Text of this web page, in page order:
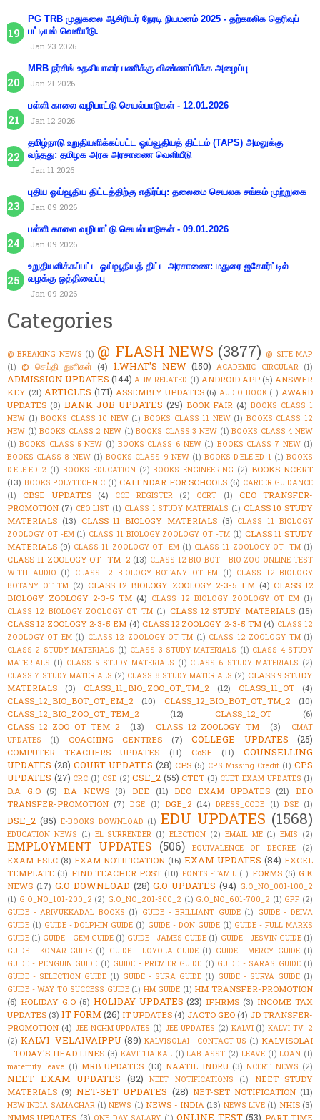
PG TRB முதுகலை ஆசிரியர் நேரடி நியமனம் 2025 - தற்காலிக தெரிவுப்
பட்டியல் வெளியீடு.
Jan 23 2026
MRB நர்சிங் உதவியாளர் பணிக்கு விண்ணப்பிக்க அழைப்பு
Jan 21 2026
பள்ளி காலை வழிபாட்டு செயல்பாடுகள் - 12.01.2026
Jan 12 2026
தமிழ்நாடு உறுதியளிக்கப்பட்ட ஓய்வூதியத் திட்டம் (TAPS) அமலுக்கு
வந்தது: தமிழக அரசு அரசாணை வெளியீடு
Jan 11 2026
புதிய ஓய்வூதிய திட்டத்திற்கு எதிர்ப்பு: தலைமை செயலக சங்கம் முற்றுகை
Jan 09 2026
பள்ளி காலை வழிபாட்டு செயல்பாடுகள் - 09.01.2026
Jan 09 2026
உறுதியளிக்கப்பட்ட ஓய்வூதியத் திட்ட அரசாணை: மதுரை ஐகோர்ட்டில்
வழக்கு ஒத்திவைப்பு
Jan 09 2026
Categories
@ BREAKING NEWS (1) @ FLASH NEWS (3877) @ SITE MAP
(1) @ செய்தி துளிகள் (4) 1.WHAT'S NEW (150) ACADEMIC CIRCULAR (1)
ADMISSION UPDATES (144) AHM RELATED (1) ANDROID APP (5) ANSWER
KEY (21) ARTICLES (171) ASSEMBLY UPDATES (6) AUDIO BOOK (1) AWARD
UPDATES (8) BANK JOB UPDATES (29) BOOK FAIR (4) BOOKS CLASS 1
NEW (1) BOOKS CLASS 10 NEW (1) BOOKS CLASS 11 NEW (1) BOOKS CLASS 12
NEW (1) BOOKS CLASS 2 NEW (1) BOOKS CLASS 3 NEW (1) BOOKS CLASS 4 NEW
(1) BOOKS CLASS 5 NEW (1) BOOKS CLASS 6 NEW (1) BOOKS CLASS 7 NEW (1)
BOOKS CLASS 8 NEW (1) BOOKS CLASS 9 NEW (1) BOOKS D.ELE.ED 1 (1) BOOKS
D.ELE.ED 2 (1) BOOKS EDUCATION (2) BOOKS ENGINEERING (2) BOOKS NCERT
(13) BOOKS POLYTECHNIC (1) CALENDAR FOR SCHOOLS (6) CAREER GUIDANCE
(1)
CBSE UPDATES (4) CCE REGISTER (2) CCRT (1)
CEO TRANSFER-
PROMOTION (7) CEO LIST (1) CLASS 1 STUDY MATERIALS (1) CLASS 10 STUDY
MATERIALS (13) CLASS 11 BIOLOGY MATERIALS (3) CLASS 11 BIOLOGY
ZOOLOGY OT -EM (1) CLASS 11 BIOLOGY ZOOLOGY OT -TM (1) CLASS 11 STUDY
MATERIALS (9) CLASS 11 ZOOLOGY OT -EM (1) CLASS 11 ZOOLOGY OT -TM (1)
CLASS 11 ZOOLOGY OT -TM_2 (13) CLASS 12 BIO BOT - BIO ZOO ONLINE TEST
WITH AUDIO (1) CLASS 12 BIOLOGY BOTANY OT EM (1) CLASS 12 BIOLOGY
BOTANY OT TM (2) CLASS 12 BIOLOGY ZOOLOGY 2-3-5 EM (4) CLASS 12
BIOLOGY ZOOLOGY 2-3-5 TM (4) CLASS 12 BIOLOGY ZOOLOGY OT EM (1)
CLASS 12 BIOLOGY ZOOLOGY OT TM (1) CLASS 12 STUDY MATERIALS (15)
CLASS 12 ZOOLOGY 2-3-5 EM (4) CLASS 12 ZOOLOGY 2-3-5 TM (4) CLASS 12
ZOOLOGY OT EM (1) CLASS 12 ZOOLOGY OT TM (1) CLASS 12 ZOOLOGY TM (1)
CLASS 2 STUDY MATERIALS (1) CLASS 3 STUDY MATERIALS (1) CLASS 4 STUDY
MATERIALS (1) CLASS 5 STUDY MATERIALS (1) CLASS 6 STUDY MATERIALS (2)
CLASS 7 STUDY MATERIALS (2) CLASS 8 STUDY MATERIALS (2) CLASS 9 STUDY
MATERIALS
(3) CLASS_11_BIO_ZOO_OT_TM_2 (12) CLASS_11_OT
(4)
CLASS_12_BIO_BOT_OT_EM_2
(10) CLASS_12_BIO_BOT_OT_TM_2
(10)
CLASS_12_BIO_ZOO_OT_TEM_2
(12) CLASS_12_OT
(6)
CLASS_12_ZOO_OT_TEM_2
(13) CLASS_12_ZOOLOGY_TM (3)
CMAT
UPDATES
(1) COACHING CENTRES (7) COLLEGE UPDATES (25)
COMPUTER TEACHERS UPDATES (11) CoSE (11)
COUNSELLING
UPDATES (28) COURT UPDATES (28) CPS (5) CPS Missing Credit (1) CPS
UPDATES (27) CRC (1) CSE (2) CSE_2 (55) CTET (3) CUET EXAM UPDATES (1)
D.A G.O (5) D.A NEWS (8) DEE (11) DEO EXAM UPDATES (21)
DEO
TRANSFER-PROMOTION (7) DGE (1) DGE_2 (14) DRESS_CODE (1) DSE (1)
DSE_2 (85) E-BOOKS DOWNLOAD (1) EDU UPDATES (1568)
EDUCATION NEWS (1) EL SURRENDER (1) ELECTION (2) EMAIL ME (1) EMIS (2)
EMPLOYMENT UPDATES (506) EQUIVALENCE OF DEGREE (2)
EXAM ESLC (8) EXAM NOTIFICATION (16) EXAM UPDATES (84) EXCEL
TEMPLATE (3) FIND TEACHER POST (10) FONTS -TAMIL (1) FORMS (5) G.K
NEWS (17) G.O DOWNLOAD (28) G.O UPDATES (94) G.O_NO_001-100_2
(1) G.O_NO_101-200_2 (2) G.O_NO_201-300_2 (1) G.O_NO_601-700_2 (1) GPF (2)
GUIDE - ARIVUKKADAL BOOKS (1) GUIDE - BRILLIANT GUIDE (1) GUIDE - DEIVA
GUIDE (1) GUIDE - DOLPHIN GUIDE (1) GUIDE - DON GUIDE (1) GUIDE - FULL MARKS
GUIDE (1) GUIDE - GEM GUIDE (1) GUIDE - JAMES GUIDE (1) GUIDE - JESVIN GUIDE (1)
GUIDE - KONAR GUIDE (1) GUIDE - LOYOLA GUIDE (1) GUIDE - MERCY GUIDE (1)
GUIDE - PENGUIN GUIDE (1) GUIDE - PREMIER GUIDE (1) GUIDE - SARAS GUIDE (1)
GUIDE - SELECTION GUIDE (1) GUIDE - SURA GUIDE (1) GUIDE - SURYA GUIDE (1)
GUIDE - WAY TO SUCCESS GUIDE (1) HM GUIDE (1) HM TRANSFER-PROMOTION
(6) HOLIDAY G.O (5) HOLIDAY UPDATES (23) IFHRMS (3) INCOME TAX
UPDATES (3) IT FORM (26) IT UPDATES (4) JACTO GEO (4) JD TRANSFER-
PROMOTION (4) JEE NCHM UPDATES (1) JEE UPDATES (2) KALVI (1) KALVI TV_2
(2) KALVI_VELAIVAIPPU (89) KALVISOLAI - CONTACT US (1) KALVISOLAI
- TODAY'S HEAD LINES (3) KAVITHAIKAL (1) LAB ASST (2) LEAVE (1) LOAN (1)
maternity leave (1) MRB UPDATES (13) NAATIL INDRU (3) NCERT NEWS (2)
NEET EXAM UPDATES (82) NEET NOTIFICATIONS (1)
NEET STUDY
MATERIALS (9) NET-SET UPDATES (28) NET-SET NOTIFICATION (11)
NEW INDIA SAMACHAR (1) NEWS (1) NEWS - INDIA (13) NEWS LIVE (1) NHIS (3)
NMMS UPDATES (3) ONE DAY SALARY (1) ONLINE TEST (53) PART TIME